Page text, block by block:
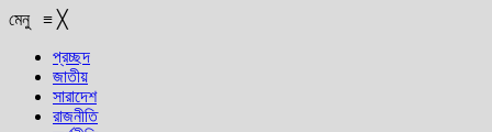
মেনু ≡ ╳
প্রচ্ছদ
জাতীয়
সারাদেশ
রাজনীতি